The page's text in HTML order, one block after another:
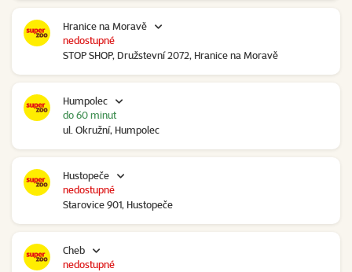
Hranice na Moravě
STOP SHOP, Družstevní 2072, Hranice na Moravě
nedostupné
Humpolec
ul. Okružní, Humpolec
do 60 minut
Hustopeče
Starovice 901, Hustopeče
nedostupné
Cheb
nedostupné